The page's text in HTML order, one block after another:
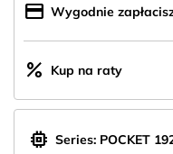
credit_card Wygodnie
percent Kup na raty
memory Series: POCKET